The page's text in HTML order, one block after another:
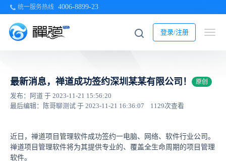
统一服务热线 4006-8899-23
登录/注册
最新消息，禅道成功签约深圳某某有限公司！ 原创
发布：阿道 于 2023-11-21 15:56:20
最后编辑：陈哥聊测试 于 2023-11-21 16:36:07
1129次查看
近日，禅道项目管理软件成功签约一电脑、网络、软件行业公司。
禅道项目管理软件将为其提供专业的、覆盖全生命周期的项目管理
软件。